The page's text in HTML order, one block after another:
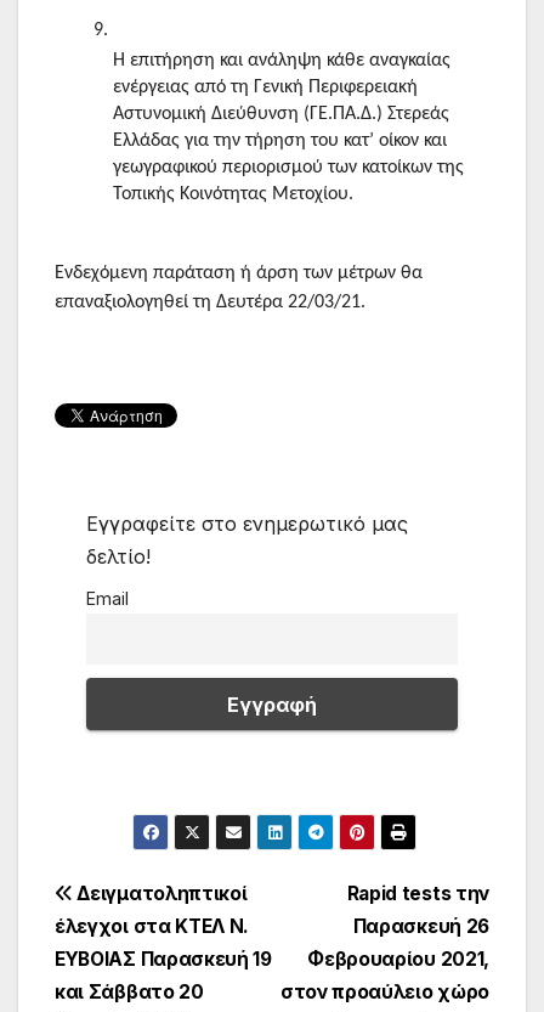
Η επιτήρηση και ανάληψη κάθε αναγκαίας
ενέργειας από τη Γενική Περιφερειακή
Αστυνομική Διεύθυνση (ΓΕ.ΠΑ.Δ.) Στερεάς
Ελλάδας για την τήρηση του κατ’ οίκον και
γεωγραφικού περιορισμού των κατοίκων της
Τοπικής Κοινότητας Μετοχίου.
Ενδεχόμενη παράταση ή άρση των μέτρων θα
επαναξιολογηθεί τη Δευτέρα 22/03/21.
Εγγραφείτε στο ενημερωτικό μας
δελτίο!
Email
Πλοήγηση
άρθρων
Rapid tests την
Παρασκευή 26
Φεβρουαρίου 2021,
στον προαύλειο χώρο
Δειγματοληπτικοί
έλεγχοι στα ΚΤΕΛ Ν.
ΕΥΒΟΙΑΣ Παρασκευή 19
και Σάββατο 20